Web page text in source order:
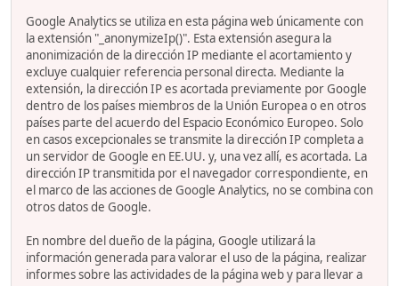
Google Analytics se utiliza en esta página web únicamente con
la extensión "_anonymizeIp()". Esta extensión asegura la
anonimización de la dirección IP mediante el acortamiento y
excluye cualquier referencia personal directa. Mediante la
extensión, la dirección IP es acortada previamente por Google
dentro de los países miembros de la Unión Europea o en otros
países parte del acuerdo del Espacio Económico Europeo. Solo
en casos excepcionales se transmite la dirección IP completa a
un servidor de Google en EE.UU. y, una vez allí, es acortada. La
dirección IP transmitida por el navegador correspondiente, en
el marco de las acciones de Google Analytics, no se combina con
otros datos de Google.
En nombre del dueño de la página, Google utilizará la
información generada para valorar el uso de la página, realizar
informes sobre las actividades de la página web y para llevar a